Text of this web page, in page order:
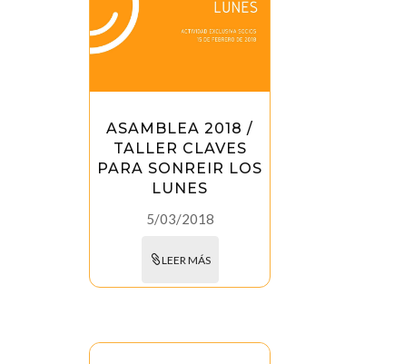
ASAMBLEA 2018 /
TALLER CLAVES
PARA SONREIR LOS
LUNES
5/03/2018
LEER MÁS